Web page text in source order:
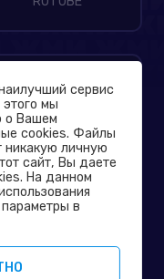
Дзен
сервис
мы
о Вашем
cookies. Файлы
никакую личную
сайт, Вы даете
На данном
в